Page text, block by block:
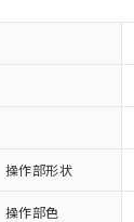
操作部形状
操作部色